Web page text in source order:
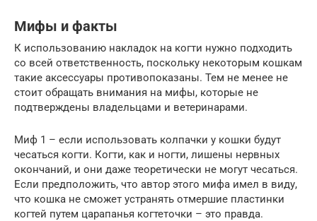
Мифы и факты
К использованию накладок на когти нужно подходить
со всей ответственность, поскольку некоторым кошкам
такие аксессуары противопоказаны. Тем не менее не
стоит обращать внимания на мифы, которые не
подтверждены владельцами и ветеринарами.
Миф 1 – если использовать колпачки у кошки будут
чесаться когти. Когти, как и ногти, лишены нервных
окончаний, и они даже теоретически не могут чесаться.
Если предположить, что автор этого мифа имел в виду,
что кошка не сможет устранять отмершие пластинки
когтей путем царапанья когтеточки – это правда.